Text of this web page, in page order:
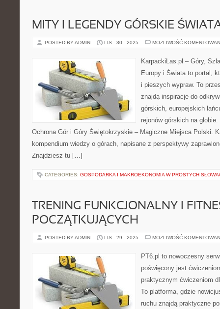
MITY I LEGENDY GÓRSKIE
POSTED BY ADMIN LIS - 30 - 2025 MOŻLIWOŚĆ
KarpackiLas.pl – Góry,
Europy i Świata to portal,
i pieszych wypraw. To
znajdą inspiracje do
górskich, europejskich
rejonów górskich na
Ochrona Gór i Góry Świętokrzyskie – Magiczne Miejsca Polski.
kompendium wiedzy o górach, napisane z perspektywy
Znajdziesz tu […]
CATEGORIES: GOSPODARKA I MAKROEKONOMIA W PROSTYCH
TRENING FUNKCJONALNY I
POCZĄTKUJĄCYCH
POSTED BY ADMIN LIS - 29 - 2025 MOŻLIWOŚĆ
PT6.pl to nowoczesny
poświęcony jest
praktycznym ćwiczeniom
To platforma, gdzie
ruchu znajdą praktyczne